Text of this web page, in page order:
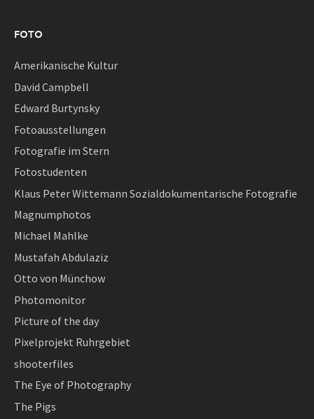
FOTO
Amerikanische Kultur
David Campbell
Edward Burtynsky
Fotoausstellungen
Fotografie im Stern
Fotostudenten
Klaus Peter Wittemann Sozialdokumentarische Fotografie
Magnumphotos
Michael Mahlke
Mustafah Abdulaziz
Otto von Münchow
Photomonitor
Picture of the day
Pixelprojekt Ruhrgebiet
shooterfiles
The Eye of Photography
The Pigs